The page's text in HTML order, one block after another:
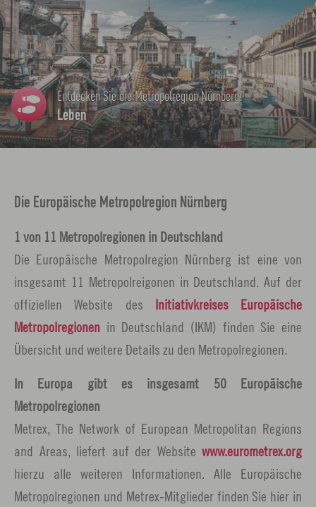
n
k
ö
f
f
n
e
Arbeiten
Arbeiten in der Metropolregion Nürnberg
Die Europäische Metropolregion Nürnberg
1 von 11 Metropolregionen in Deutschland
Die Europäische Metropolregion Nürnberg ist eine von
insgesamt 11 Metropolreigonen in Deutschland. Auf der
offiziellen Website des Initiativkreises Europäische
Metropolregionen in Deutschland (IKM) finden Sie eine
Übersicht und weitere Details zu den Metropolregionen.
In Europa gibt es insgesamt 50 Europäische
Metropolregionen
Metrex, The Network of European Metropolitan Regions
and Areas, liefert auf der Website www.eurometrex.org
hierzu alle weiteren Informationen. Alle Europäische
Metropolregionen und Metrex-Mitglieder finden Sie hier in